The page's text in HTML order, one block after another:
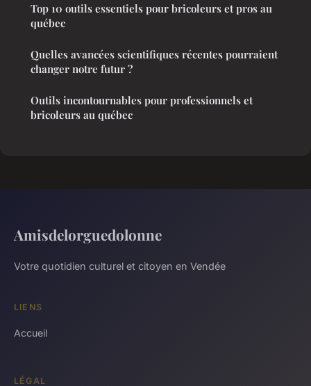
Top 10 outils essentiels pour bricoleurs et pros au
québec
Quelles avancées scientifiques récentes pourraient
changer notre futur ?
Outils incontournables pour professionnels et
bricoleurs au québec
Amisdelorguedolonne
Votre quotidien culturel et citoyen en Vendée
LIENS
Accueil
LÉGAL